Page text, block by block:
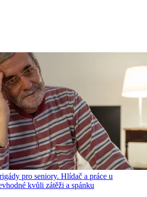
pro seniory. Hlídač a práce u
kvůli zátěži a spánku